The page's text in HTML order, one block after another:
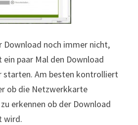
Download noch immer nicht,
ein paar Mal den Download
starten. Am besten kontrolliert
ob die Netzwerkkarte
erkennen ob der Download
wird.